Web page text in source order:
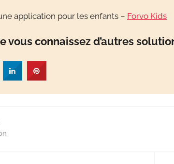
application pour les enfants – Forvo Kids
vous connaissez d’autres